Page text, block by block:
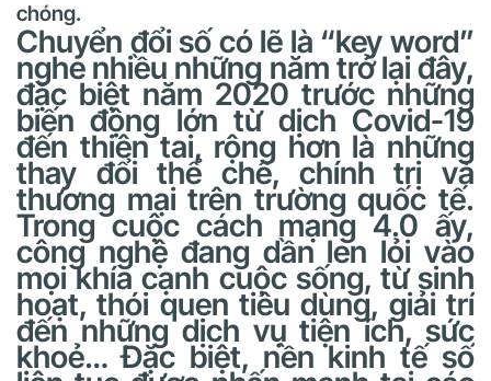
chóng.
Chuyển đổi số có lẽ là “key word”
nghe nhiều những năm trở lại đây,
đặc biệt năm 2020 trước những
biến động lớn từ dịch Covid-19
đến thiên tai, rộng hơn là những
thay đổi thể chế, chính trị và
thương mại trên trường quốc tế.
Trong cuộc cách mạng 4.0 ấy,
công nghệ đang dần len lỏi vào
mọi khía cạnh cuộc sống, từ sinh
hoạt, thói quen tiêu dùng, giải trí
đến những dịch vụ tiện ích, sức
khoẻ… Đặc biệt, nền kinh tế số